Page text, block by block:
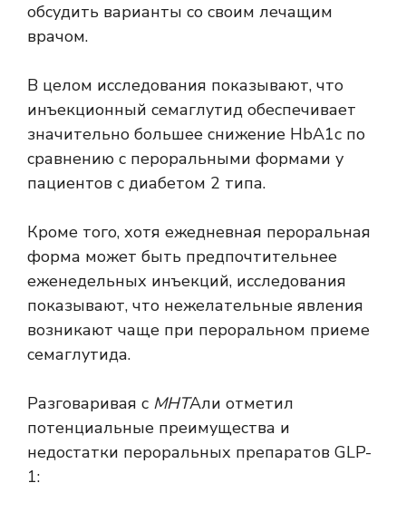
обсудить варианты со своим лечащим
врачом.
В целом исследования показывают, что
инъекционный семаглутид обеспечивает
значительно большее снижение HbA1c по
сравнению с пероральными формами у
пациентов с диабетом 2 типа.
Кроме того, хотя ежедневная пероральная
форма может быть предпочтительнее
еженедельных инъекций, исследования
показывают, что нежелательные явления
возникают чаще при пероральном приеме
семаглутида.
Разговаривая с МНТАли отметил
потенциальные преимущества и
недостатки пероральных препаратов GLP-
1: